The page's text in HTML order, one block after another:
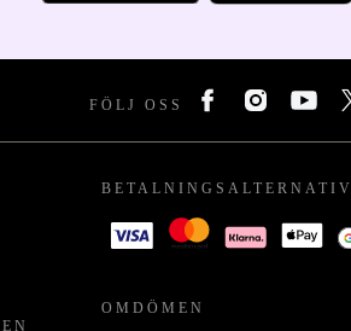
FÖLJ OSS
BETALNINGSALTERNATIV
OMDÖMEN